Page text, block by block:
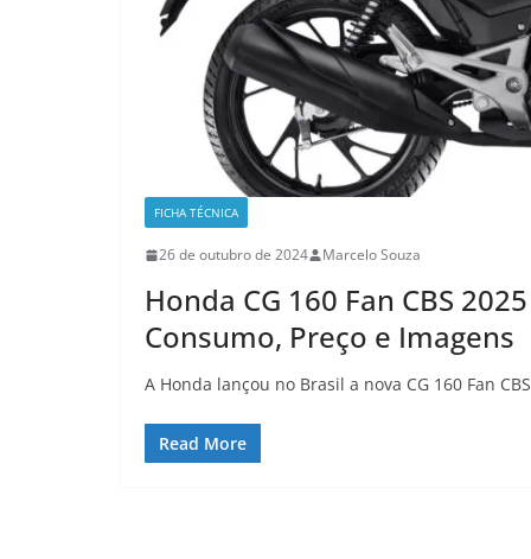
FICHA TÉCNICA
26 de outubro de 2024 Marcelo Souza
Honda CG 160 Fan CBS
Consumo, Preço e Imagens
A Honda lançou no Brasil a nova CG 160 Fan
Read More